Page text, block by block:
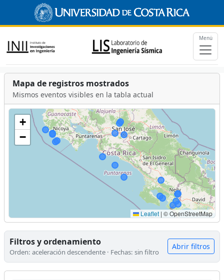
Menú
Mapa de registros mostrados
Mismos eventos visibles en la tabla actual
+
−
Leaflet | © OpenStreetMap
Filtros y ordenamiento
Orden: aceleración descendente · Fechas: sin filtro
Abrir filtros